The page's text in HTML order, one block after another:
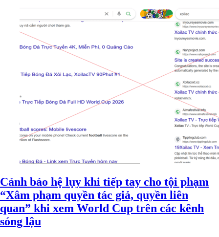
Cảnh báo hệ lụy khi tiếp tay cho tội phạm
“Xâm phạm quyền tác giả, quyền liên
quan” khi xem World Cup trên các kênh
sóng lậu